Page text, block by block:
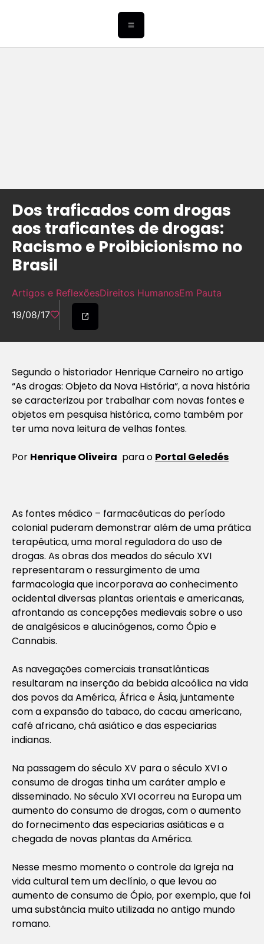
Dos traficados com drogas
aos traficantes de drogas:
Racismo e Proibicionismo no
Brasil
Artigos e ReflexõesDireitos HumanosEm Pauta
19/08/17
Segundo o historiador Henrique Carneiro no artigo
“As drogas: Objeto da Nova História”, a nova história
se caracterizou por trabalhar com novas fontes e
objetos em pesquisa histórica, como também por
ter uma nova leitura de velhas fontes.
Por Henrique Oliveira para o Portal Geledés
As fontes médico – farmacêuticas do período
colonial puderam demonstrar além de uma prática
terapêutica, uma moral reguladora do uso de
drogas. As obras dos meados do século XVI
representaram o ressurgimento de uma
farmacologia que incorporava ao conhecimento
ocidental diversas plantas orientais e americanas,
afrontando as concepções medievais sobre o uso
de analgésicos e alucinógenos, como Ópio e
Cannabis.
As navegações comerciais transatlânticas
resultaram na inserção da bebida alcoólica na vida
dos povos da América, África e Ásia, juntamente
com a expansão do tabaco, do cacau americano,
café africano, chá asiático e das especiarias
indianas.
Na passagem do século XV para o século XVI o
consumo de drogas tinha um caráter amplo e
disseminado. No século XVI ocorreu na Europa um
aumento do consumo de drogas, com o aumento
do fornecimento das especiarias asiáticas e a
chegada de novas plantas da América.
Nesse mesmo momento o controle da Igreja na
vida cultural tem um declínio, o que levou ao
aumento de consumo de Ópio, por exemplo, que foi
uma substância muito utilizada no antigo mundo
romano.